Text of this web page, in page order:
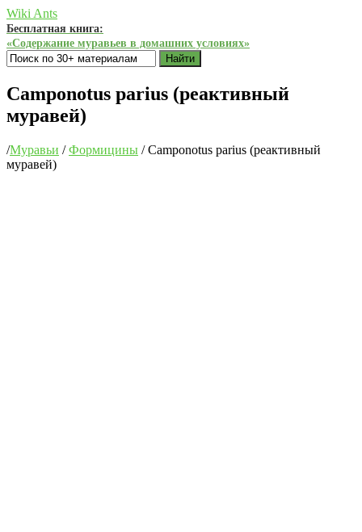
Wiki Ants
Бесплатная книга:
«Содержание муравьев в домашних условиях»
Найти
Camponotus parius (реактивный
муравей)
/Муравьи / Формицины /Camponotus parius (реактивный
муравей)